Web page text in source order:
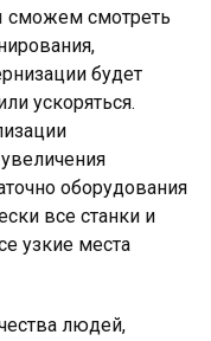
сможем смотреть
будет
ускоряться.
оборудования
все станки и
узкие места
людей,